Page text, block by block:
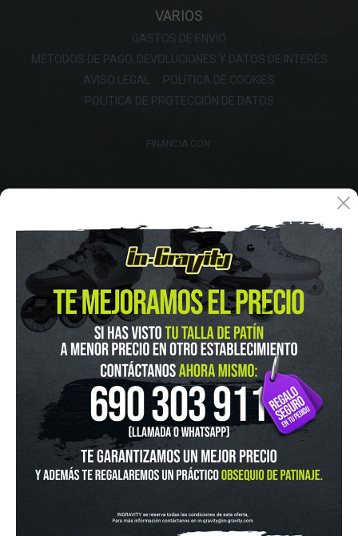
VARIOS
GASTOS DE ENVIO
MÉTODOS DE PAGO, DEVOLUCIONES Y DATOS DE INTERÉS
AVISO LEGAL
POLÍTICA DE COOKIES
POLÍTICA DE PROTECCIÓN DE DATOS
FINANCIA CON:
IN-GRAVITY MADRID RETIRO
Pza. Mariano de Cavia, 2
Tel.:
915 524 553
in-gravity@in-gravity.com
HORARIO
Lunes a Viernes de 12:00 - 20:30
Domingo 10:00-15:00